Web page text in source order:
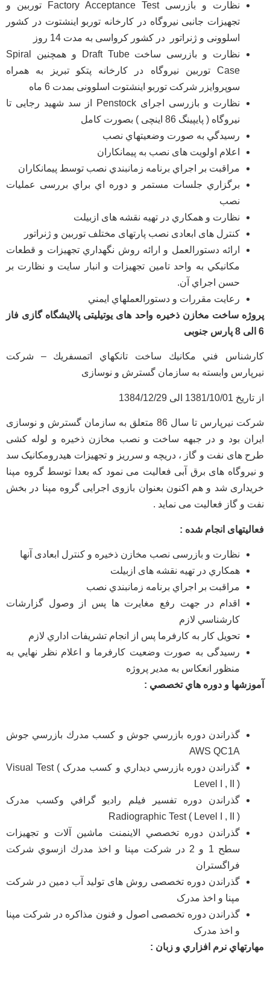
نظارت و بازرسی Factory Acceptance Test توربین و
تجهیزات جانبی نیروگاه در کارخانه توربو اینشتوت در کشور
اسلوونی و ژنراتور در کشور کرواسی به مدت 14 روز
نظارت و بازرسی ساخت Draft Tube و همچنین Spiral
Case توربین نیروگاه در کارخانه پتکو تبریز به همراه
سوپروایزر شرکت توربو اینشتوت اسلوونی بمدت 6 ماه
نظارت و بازرسی اجرای Penstock از سد شهید رجایی تا
نیروگاه ( پایپینگ 86 اینچی ) بصورت کامل
رسيدگي به صورت وضعيتهاي نصب
اعلام اولويت های نصب به پيمانکاران
مراقبت بر اجراي برنامه زمانبندي نصب توسط پيمانكاران
برگزاري جلسات مستمر و دوره اي براي بررسی عملیات
نصب
نظارت و همکاري در تهیه نقشه های ازبیلت
کنترل های ابعادی نصب پارتهای مختلف توربین و ژنراتور
ارائه دستورالعمل و ارائه روش نگهداري تجهيزات و قطعات
مکانیکي به واحد تامین تجهیزات و انبار سایت و نظارت بر
حسن اجراي آن.
رعايت مقررات و دستورالعملهاي ايمني
پروژه ساخت مخازن ذخیره واحد های یوتیلیتی پالایشگاه گازی فاز
6 الی 8 پارس جنوبی
كارشناس فني مكانيك ساخت تانكهاي اتمسفريك – شرکت
نیرپارس وابسته به سازمان گسترش و نوسازی
از تاریخ 1381/10/01 الی 1384/12/29
شرکت نیرپارس تا سال 86 متعلق به سازمان گسترش و نوسازی
ایران بود و در جبهه ساخت و نصب مخازن ذخیره و لوله کشی
طرح های نفت و گاز ، دریچه و سرریز و تجهیزات هیدرومکانیک سد
و نیروگاه های برق آبی فعالیت می نمود که بعدا توسط گروه مپنا
خریداری شد و هم اکنون بعنوان بازوی اجرایی گروه مپنا در بخش
نفت و گاز فعالیت می نماید .
فعالیتهای انجام شده :
نظارت و بازرسی نصب مخازن ذخیره و کنترل ابعادی آنها
همکاري در تهیه نقشه های ازبیلت
مراقبت بر اجراي برنامه زمانبندي نصب
اقدام در جهت رفع مغایرت ها پس از وصول گزارشات
كارشناسي لازم
تحویل کار به کارفرما پس از انجام تشريفات اداري لازم
رسیدگی به صورت وضعيت كارفرما و اعلام نظر نهايي به
منظور انعكاس به مدير پروژه
آموزشها و دوره هاي تخصصي :
گذراندن دوره بازرسي جوش و كسب مدرك بازرسي جوش
AWS QC1A
گذراندن دوره بازرسي ديداري و کسب مدرک Visual Test (
Level I , II )
گذراندن دوره تفسير فيلم راديو گرافي وکسب مدرک
Radiographic Test ( Level I , II )
گذراندن دوره تخصصي الاينمنت ماشين آلات و تجهيزات
سطح 1 و 2 در شركت مپنا و اخذ مدرك ازسوي شركت
فراگستران
گذراندن دوره تخصصی روش های تولید آب دمین در شرکت
مپنا و اخذ مدرک
گذراندن دوره تخصصی اصول و فنون مذاکره در شرکت مپنا
و اخذ مدرک
مهارتهاي نرم افزاري و زبان :